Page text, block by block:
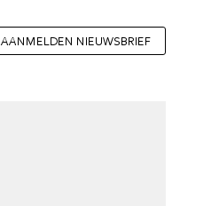
AANMELDEN NIEUWSBRIEF